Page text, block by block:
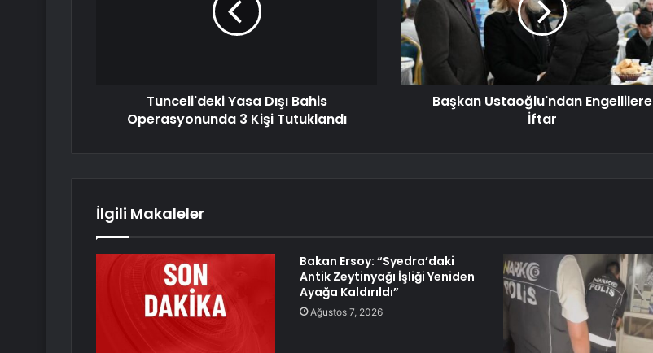
Tunceli'deki Yasa Dışı Bahis
Operasyonunda 3 Kişi Tutuklandı
Başkan Ustaoğlu'ndan Engellilere
İftar
İlgili Makaleler
Bakan Ersoy: “Syedra’daki
Antik Zeytinyağı İşliği Yeniden
Ayağa Kaldırıldı”
Ağustos 7, 2026